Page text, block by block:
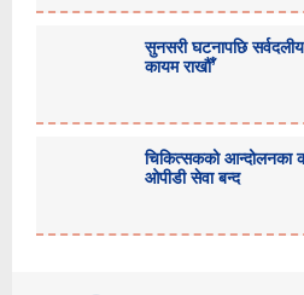
सुनसरी घटनापछि
कायम राखौँ’
चिकित्सकको आन्दोलनका
ओपीडी सेवा बन्द